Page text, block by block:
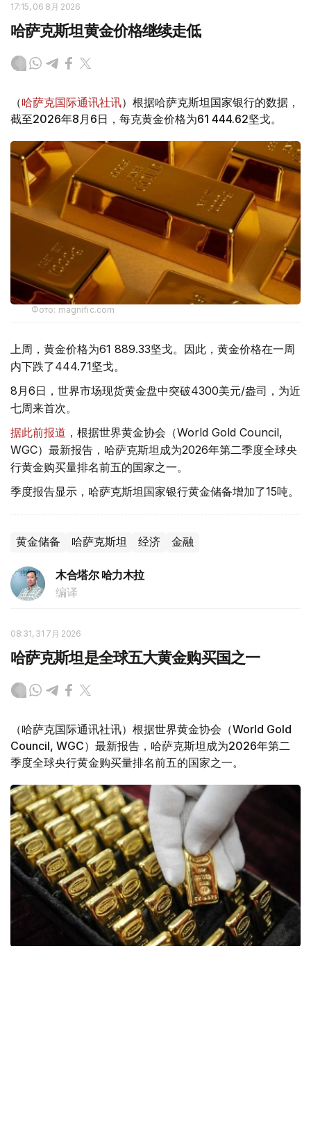
17:15, 06 8月 2026
哈萨克斯坦黄金价格继续走低
（哈萨克国际通讯社讯）根据哈萨克斯坦国家银行的数据，
截至2026年8月6日，每克黄金价格为61 444.62坚戈。
Фото: magnific.com
上周，黄金价格为61 889.33坚戈。因此，黄金价格在一周
内下跌了444.71坚戈。
8月6日，世界市场现货黄金盘中突破4300美元/盎司，为近
七周来首次。
据此前报道 ，根据世界黄金协会（World Gold Council,
WGC）最新报告，哈萨克斯坦成为2026年第二季度全球央
行黄金购买量排名前五的国家之一。
季度报告显示，哈萨克斯坦国家银行黄金储备增加了15吨。
黄金储备 哈萨克斯坦 经济 金融
木合塔尔 哈力木拉
编译
08:31, 31 7月 2026
哈萨克斯坦是全球五大黄金购买国之一
（哈萨克国际通讯社讯）根据世界黄金协会（World Gold
Council, WGC）最新报告，哈萨克斯坦成为2026年第二
季度全球央行黄金购买量排名前五的国家之一。